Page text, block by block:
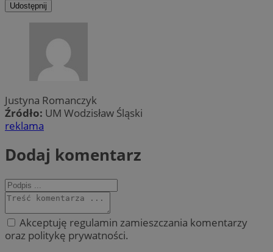
Udostępnij
Justyna Romanczyk
Źródło: UM Wodzisław Śląski
reklama
Dodaj komentarz
Akceptuję regulamin zamieszczania komentarzy
oraz politykę prywatności.